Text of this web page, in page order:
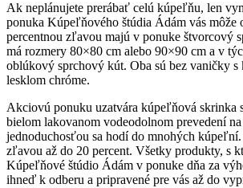
Ak neplánujete prerábať celú kúpeľňu, len
ponuka Kúpeľňového štúdia Ádám vás môže
percentnou zľavou majú v ponuke štvorcový
má rozmery 80×80 cm alebo 90×90 cm a v
oblúkový sprchový kút. Oba sú bez vaničky s
lesklom chróme.
Akciovú ponuku uzatvára kúpeľňová skrinka
bielom lakovanom vodeodolnom prevedení
jednoduchosťou sa hodí do mnohých
zľavou až do 20 percent. Všetky produkty, s
Kúpeľňové štúdio Ádám v ponuke dňa za
ihneď k odberu a pripravené pre vás až do